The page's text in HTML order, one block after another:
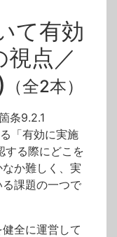
て有効
点／
（全2本）
条9.2.1
「有効に実施
する際にどこを
か難しく、実
課題の一つで
全に運営して